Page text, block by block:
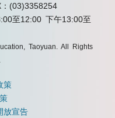
：(03)3358254
至12:00 下午13:00至
Taoyuan. All Rights
策
放宣告